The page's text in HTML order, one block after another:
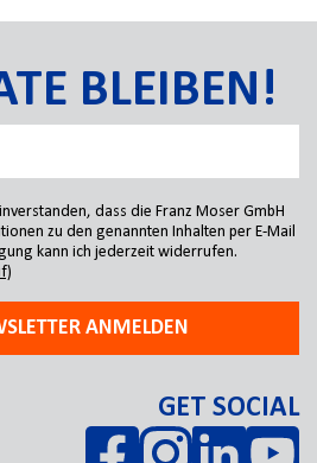
BLEIBEN!
dass die Franz Moser GmbH
zu den genannten Inhalten per E-Mail
kann ich jederzeit widerrufen.
ANMELDEN
GET SOCIAL